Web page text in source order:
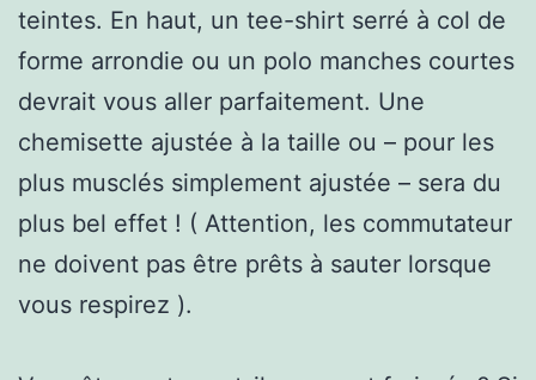
teintes. En haut, un tee-shirt serré à col de
forme arrondie ou un polo manches courtes
devrait vous aller parfaitement. Une
chemisette ajustée à la taille ou – pour les
plus musclés simplement ajustée – sera du
plus bel effet ! ( Attention, les commutateur
ne doivent pas être prêts à sauter lorsque
vous respirez ).